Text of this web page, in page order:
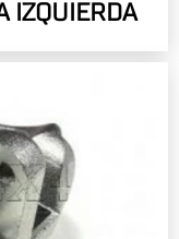
IZQUIERDA